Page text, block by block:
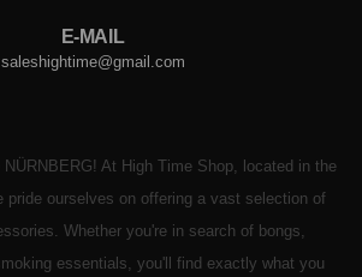
E-MAIL
saleshightime@gmail.com
At High Time Shop, located in the
pride ourselves on offering a vast selection of
Whether you're in search of bongs,
essentials, you'll find exactly what you